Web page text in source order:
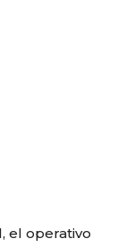
el operativo